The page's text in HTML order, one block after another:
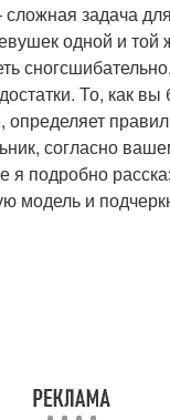
задача
одной и той
То, как вы
определяет
согласно
я подробно
модель и